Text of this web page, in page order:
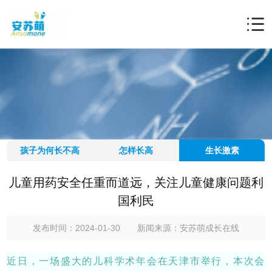
孩子为何长不高 怎样长高 生长激素
儿童用药安全任重而道远，关注儿童健康问题利
国利民
发布时间：2024-01-30 新闻来源：安苏萌成长在线
近日，一场盛大的儿科学术年会在天津市举行，本次会